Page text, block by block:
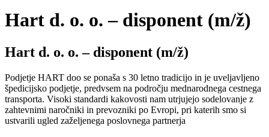
Hart d. o. o. – disponent (m/ž)
Hart d. o. o. – disponent (m/ž)
Podjetje HART doo se ponaša s 30 letno tradicijo in je uveljavljeno
špedicijsko podjetje, predvsem na področju mednarodnega cestnega
transporta. Visoki standardi kakovosti nam utrjujejo sodelovanje z
zahtevnimi naročniki in prevozniki po Evropi, pri katerih smo si
ustvarili ugled zaželjenega poslovnega partnerja